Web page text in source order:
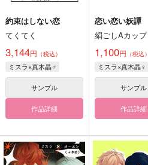
約束はしない恋
てくてく
3,144円 （税込）
ミスラ×真木晶♂
サンプル
作品詳細
恋い恋い妖譚
絹ごしAカップ
1,100円 （税込）
ミスラ×真木晶♀
サンプル
作品詳細